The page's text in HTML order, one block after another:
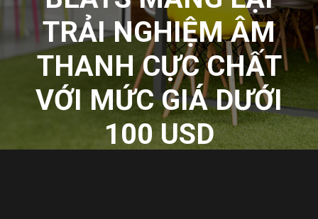
TRẢI NGHIỆM ÂM
THANH CỰC CHẤT
VỚI MỨC GIÁ DƯỚI
100 USD